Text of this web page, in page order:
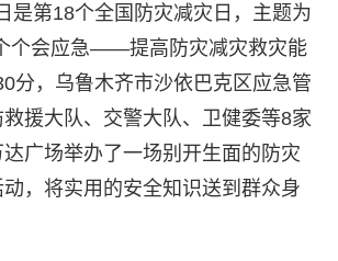
是第18个全国防灾减灾日，主题为
个会应急——提高防灾减灾救灾能
分，乌鲁木齐市沙依巴克区应急管
援大队、交警大队、卫健委等8家
广场举办了一场别开生面的防灾
，将实用的安全知识送到群众身